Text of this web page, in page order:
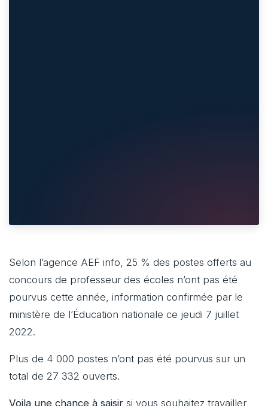
Selon l’agence AEF info, 25 % des postes offerts au
concours de professeur des écoles n’ont pas été
pourvus ​cette année, information confirmée par le
ministère de l’Éducation nationale ce jeudi 7 juillet
2022.
Plus de 4 000 postes n’ont pas été pourvus sur un
total de 27 332 ouverts.
Voila une chance à saisir si vous souhaitez travailler